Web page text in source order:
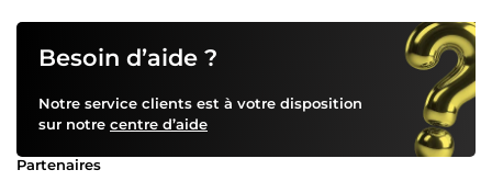
Besoin d’aide ?
Notre service clients est à votre disposition
sur notre centre d’aide
Partenaires